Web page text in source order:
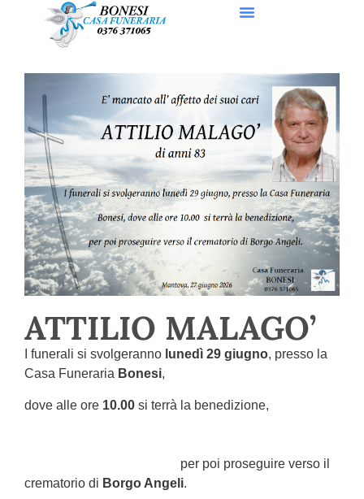
ATTILIO MALAGO’
I funerali si svolgeranno lunedì 29 giugno, presso la
Casa Funeraria Bonesi,
dove alle ore 10.00 si terrà la benedizione,
per poi proseguire verso il
crematorio di Borgo Angeli.